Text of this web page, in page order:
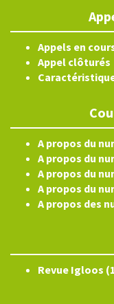
Appels en
Appel clôturés
A propos du
A propos du
A propos du
A propos du
A propos des
Revue Igloos